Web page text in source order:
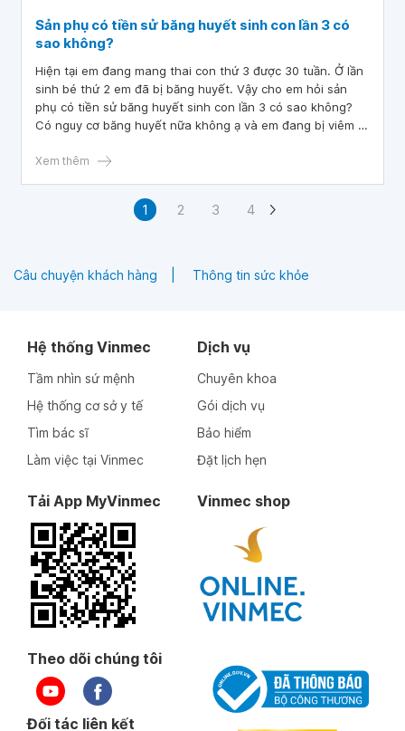
Sản phụ có tiền sử băng huyết sinh con lần 3 có
sao không?
Hiện tại em đang mang thai con thứ 3 được 30 tuần. Ở lần
sinh bé thứ 2 em đã bị băng huyết. Vậy cho em hỏi sản
phụ có tiền sử băng huyết sinh con lần 3 có sao không?
Có nguy cơ băng huyết nữa không ạ và em đang bị viêm lộ
Xem thêm
1 2 3 4
Câu chuyện khách hàng Thông tin sức khỏe
Hệ thống Vinmec
Tầm nhìn sứ mệnh
Hệ thống cơ sở y tế
Tìm bác sĩ
Làm việc tại Vinmec
Dịch vụ
Chuyên khoa
Gói dịch vụ
Bảo hiểm
Đặt lịch hẹn
Tải App MyVinmec Vinmec shop
Theo dõi chúng tôi
Đối tác liên kết